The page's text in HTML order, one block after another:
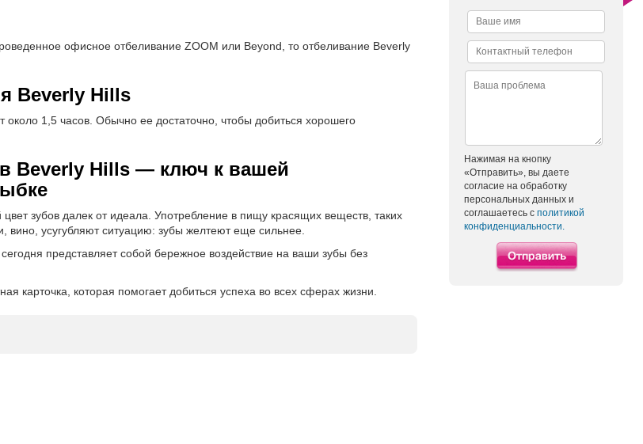
Нажимая на кнопку
«Отправить», вы даете
согласие на обработку
персональных данных и
соглашаетесь с политикой
конфиденциальности.
офисное отбеливание ZOOM или Beyond, то отбеливание Beverly
Beverly Hills
около 1,5 часов. Обычно ее достаточно, чтобы добиться хорошего
Beverly Hills — ключ к вашей
зубов далек от идеала. Употребление в пищу красящих веществ, таких
вино, усугубляют ситуацию: зубы желтеют еще сильнее.
представляет собой бережное воздействие на ваши зубы без
карточка, которая помогает добиться успеха во всех сферах жизни.